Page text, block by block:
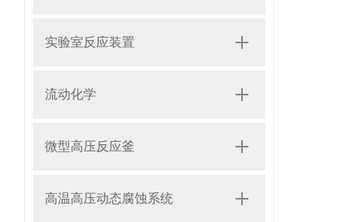
实验室反应装置
流动化学
微型高压反应釜
高温高压动态腐蚀系统